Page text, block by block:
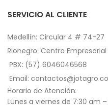
SERVICIO AL CLIENTE
Medellín: Circular 4 # 74-27
Rionegro: Centro Empresarial
PBX: (57) 6046046568
Email:
Horario de Atención:
Lunes a viernes de 7:30 am